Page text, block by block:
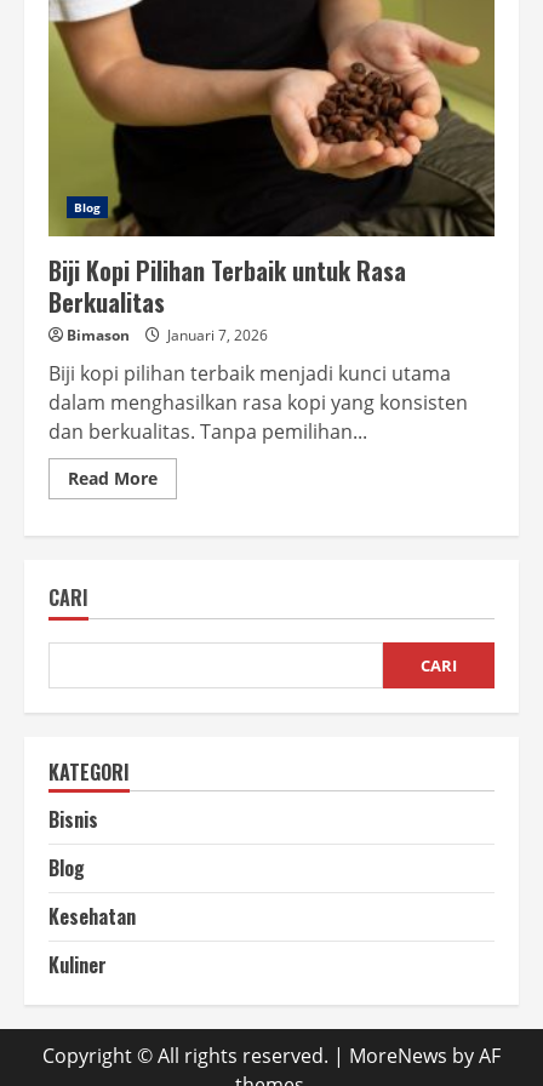
Blog
Biji Kopi Pilihan Terbaik untuk Rasa
Berkualitas
Bimason Januari 7, 2026
Biji kopi pilihan terbaik menjadi kunci utama
dalam menghasilkan rasa kopi yang konsisten
dan berkualitas. Tanpa pemilihan...
Read MoreRead
more
Rasa
CARI
CARI
KATEGORI
Bisnis
Blog
Kesehatan
Kuliner
Copyright © All rights reserved. | MoreNews by AF